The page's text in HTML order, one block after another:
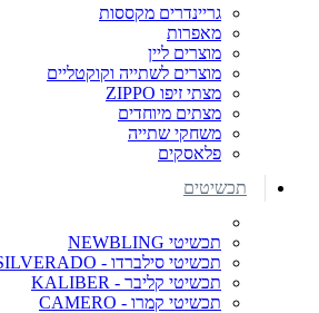
גריינדרים מקססות
מאפרות
מוצרים ליין
מוצרים לשתייה וקוקטליים
מצתי זיפו ZIPPO
מצתים מיוחדים
משחקי שתייה
פלאסקים
תכשיטים
תכשיטי NEWBLING
תכשיטי סילברדו - SILVERADO
תכשיטי קליבר - KALIBER
תכשיטי קמרו - CAMERO